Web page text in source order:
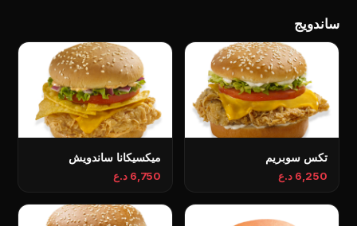
ساندويج
تکس سوبریم
6,250 د.ع
میکسیکانا ساندويش
6,750 د.ع